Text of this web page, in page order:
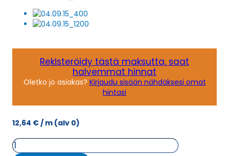
Rekisteröidy tästä maksutta, saat
halvemmat hinnat
Oletko jo asiakas? Kirjaudu sisään nähdäksesi omat
hintasi
12,64 €/ m (alv 0)
Ketjukaapeli
KAWEFLEX